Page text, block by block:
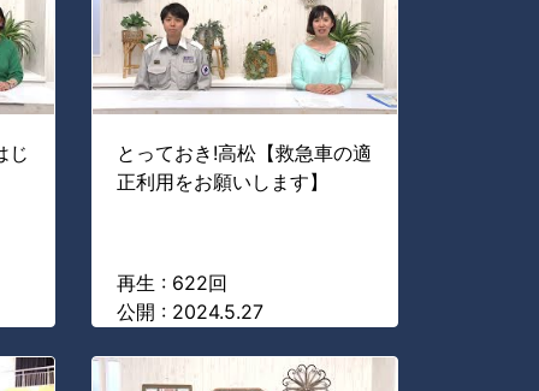
じ
とっておき!高松【救急車の適
正利用をお願いします】
再生 : 622回
公開 : 2024.5.27